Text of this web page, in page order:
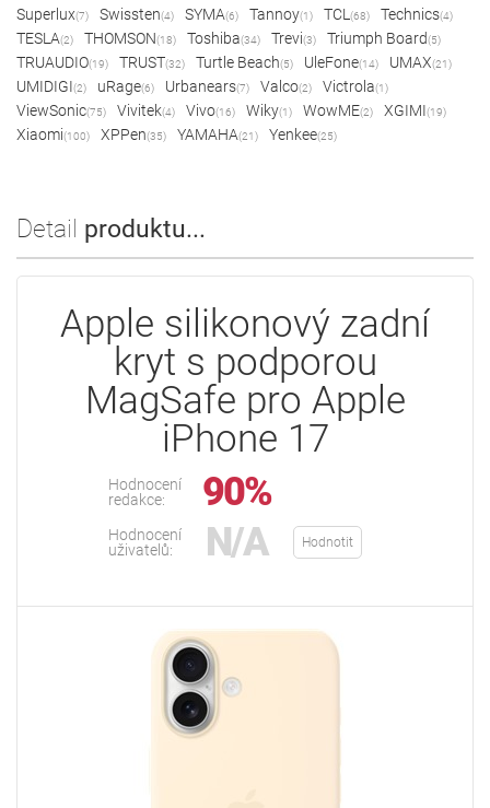
Superlux(7) Swissten(4) SYMA(6) Tannoy(1) TCL (68) Technics(4)
TESLA(2) THOMSON(18) Toshiba(34) Trevi(3) Triumph Board(5)
TRUAUDIO(19) TRUST(32) Turtle Beach(5) UleFone(14) UMAX(21)
UMIDIGI(2) uRage(6) Urbanears(7) Valco(2) Victrola(1)
ViewSonic(75) Vivitek(4) Vivo(16) Wiky(1) WowME(2) XGIMI(19)
Xiaomi(100) XPPen(35) YAMAHA(21) Yenkee(25)
Detail produktu...
Apple silikonový zadní
kryt s podporou
MagSafe pro Apple
iPhone 17
Hodnocení
redakce:
90%
Hodnocení
uživatelů:
N/A Hodnotit